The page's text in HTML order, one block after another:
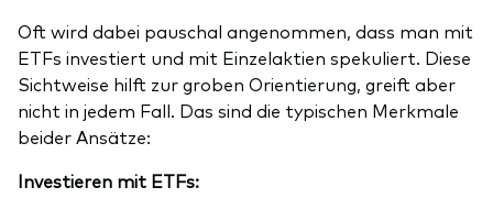
Oft wird dabei pauschal angenommen, dass man mit
ETFs investiert und mit Einzelaktien spekuliert. Diese
Sichtweise hilft zur groben Orientierung, greift aber
nicht in jedem Fall. Das sind die typischen Merkmale
beider Ansätze:
Investieren mit ETFs: